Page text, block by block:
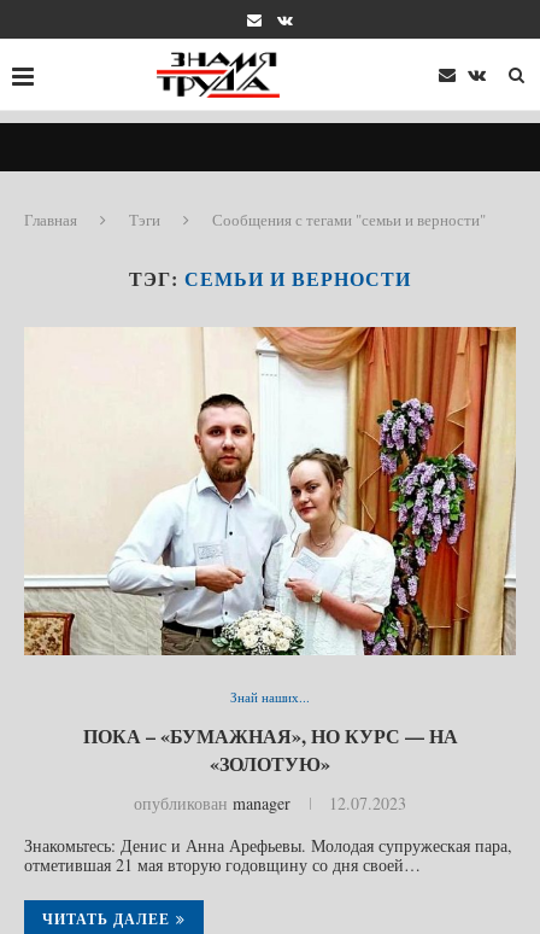
Главная Тэги Сообщения с тегами "семьи и верности"
ТЭГ: СЕМЬИ И ВЕРНОСТИ
Знай наших...
ПОКА – «БУМАЖНАЯ», НО КУРС — НА
«ЗОЛОТУЮ»
опубликован manager
12.07.2023
Знакомьтесь: Денис и Анна Арефьевы. Молодая супружеская пара,
отметившая 21 мая вторую годовщину со дня своей…
ЧИТАТЬ ДАЛЕЕ